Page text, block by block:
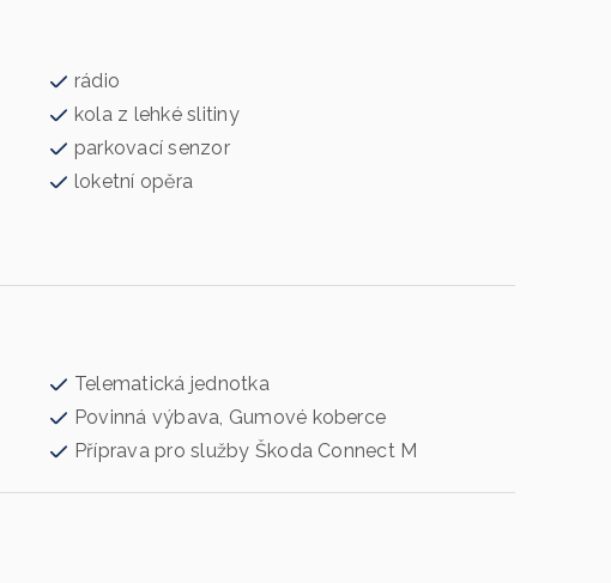
rádio
kola z lehké slitiny
parkovací senzor
loketní opěra
Telematická jednotka
Povinná výbava, Gumové koberce
Příprava pro služby Škoda Connect M